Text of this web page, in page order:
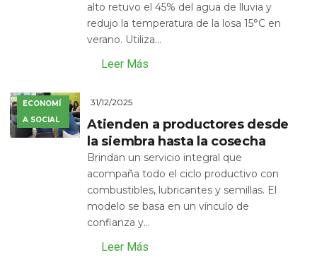
alto retuvo el 45% del agua de lluvia y
redujo la temperatura de la losa 15°C en
verano. Utiliza...
Leer Más
ECONOMÍ
A SOCIAL
31/12/2025
Atienden a productores desde
la siembra hasta la cosecha
Brindan un servicio integral que
acompaña todo el ciclo productivo con
combustibles, lubricantes y semillas. El
modelo se basa en un vínculo de
confianza y...
Leer Más